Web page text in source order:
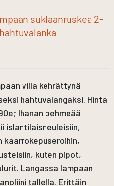
suklaanruskea 2-
villa kehrättynä
hahtuvalangaksi. Hinta
Ihanan pehmeää
islantilaisneuleisiin,
kaarrokepuseroihin,
kuten pipot,
Langassa lampaan
tallella. Erittäin